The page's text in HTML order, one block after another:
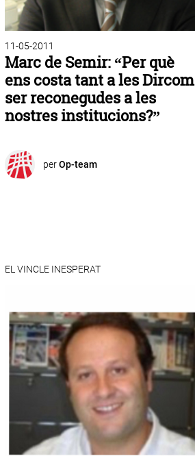
11-05-2011
Marc de Semir: “Per què
ens costa tant a les Dircom
ser reconegudes a les
nostres institucions?”
perOp-team
EL VINCLE INESPERAT